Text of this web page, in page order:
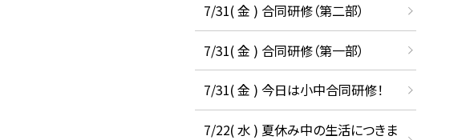
7/31( 金 ) 合同研修（第二部）
7/31( 金 ) 合同研修（第一部）
7/31( 金 ) 今日は小中合同研修！
7/22( 水 ) 夏休み中の生活につきま